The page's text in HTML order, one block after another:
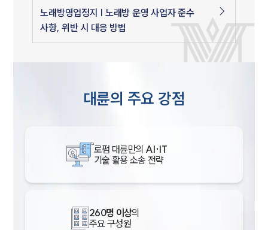
노래방영업정지 | 노래방 운영 사업자 준수
사항, 위반 시 대응 방법
대륜의 주요 강점
로펌 대륜만의 AI·IT
기술 활용 소송 전략
260명 이상의
주요 구성원